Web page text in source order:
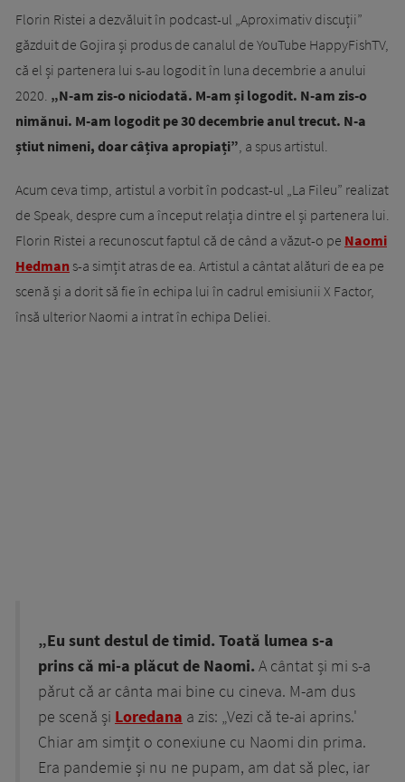
Florin Ristei a dezvăluit în podcast-ul „Aproximativ discuții”
găzduit de Gojira și produs de canalul de YouTube HappyFishTV,
că el și partenera lui s-au logodit în luna decembrie a anului
2020. „N-am zis-o niciodată. M-am și logodit. N-am zis-o
nimănui. M-am logodit pe 30 decembrie anul trecut. N-a
știut nimeni, doar câțiva apropiați”, a spus artistul.
Acum ceva timp, artistul a vorbit în podcast-ul „La Fileu” realizat
de Speak, despre cum a început relația dintre el și partenera lui.
Florin Ristei a recunoscut faptul că de când a văzut-o pe Naomi
Hedmans-a simțit atras de ea. Artistul a cântat alături de ea pe
scenă și a dorit să fie în echipa lui în cadrul emisiunii X Factor,
însă ulterior Naomi a intrat în echipa Deliei.
„Eu sunt destul de timid. Toată lumea s-a
prins că mi-a plăcut de Naomi.A cântat și mi s-a
părut că ar cânta mai bine cu cineva. M-am dus
pe scenă și Loredana a zis: „Vezi că te-ai aprins.'
Chiar am simțit o conexiune cu Naomi din prima.
Era pandemie și nu ne pupam, am dat să plec, iar